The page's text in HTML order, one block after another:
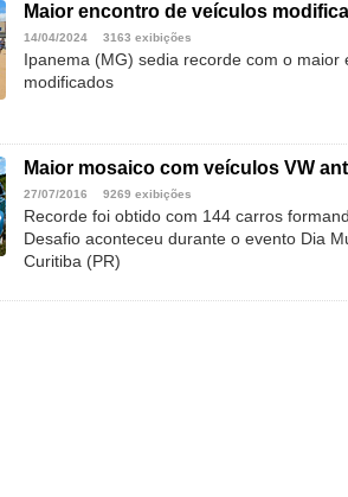
Maior encontro de veículos
14/04/2024 3163 exibições
Ipanema (MG) sedia recorde com o maior
modificados
Maior mosaico com veículos VW
27/07/2016 9269 exibições
Recorde foi obtido com 144 carros
Desafio aconteceu durante o evento Dia
Curitiba (PR)